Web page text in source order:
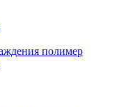
полимер